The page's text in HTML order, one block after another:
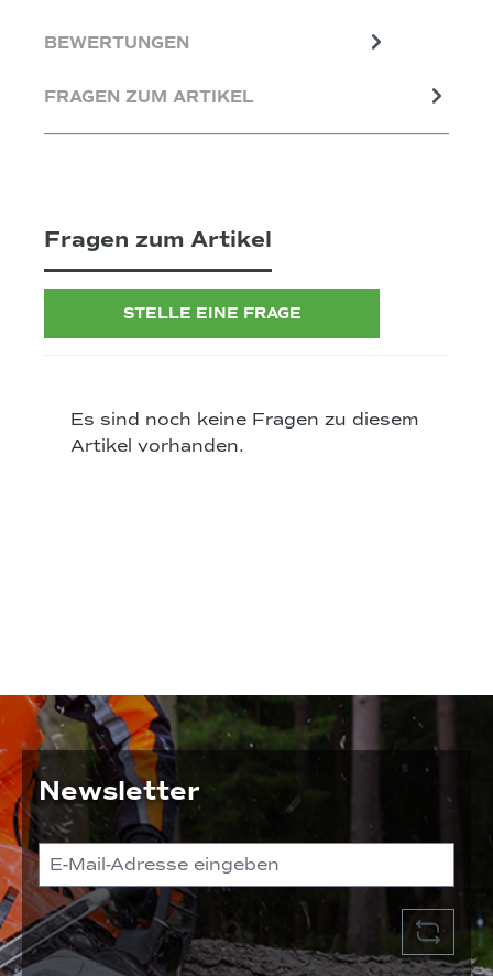
BEWERTUNGEN
FRAGEN ZUM ARTIKEL
Fragen zum Artikel
STELLE EINE FRAGE
Es sind noch keine Fragen zu diesem
Artikel vorhanden.
Newsletter